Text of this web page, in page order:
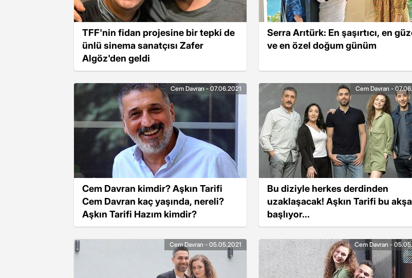
TFF'nin fidan projesine bir tepki de
ünlü sinema sanatçısı Zafer
Algöz'den geldi
Serra Arıtürk: En şaşırtıcı, en
ve en özel doğum günüm
Cem Davran kimdir? Aşkın Tarifi
Cem Davran kaç yaşında, nereli?
Aşkın Tarifi Hazım kimdir?
Cem Davran - 07.06.2021
Bu diziyle herkes derdinden
uzaklaşacak! Aşkın Tarifi bu
başlıyor...
Cem Davran -
Cem Davran - 05.05.2021 Cem Davran -